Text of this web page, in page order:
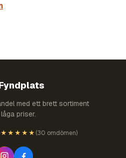
med ett brett sortiment
priser.
★★★★★ (30 omdömen)